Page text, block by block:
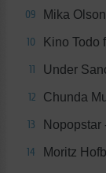
09 Mika
10 Kino Todo
11 Under
12 Chunda
13 Nopopstar
14 Moritz